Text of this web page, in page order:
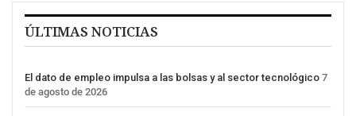
ÚLTIMAS NOTICIAS
El dato de empleo impulsa a las bolsas y al sector tecnológico 7
de agosto de 2026